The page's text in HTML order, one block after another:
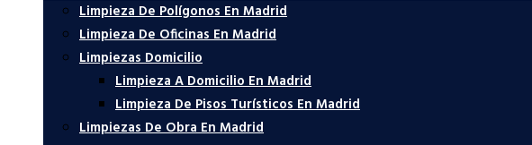
Limpieza De Polígonos En Madrid
Limpieza De Oficinas En Madrid
Limpiezas Domicilio
Limpieza A Domicilio En Madrid
Limpieza De Pisos Turísticos En Madrid
Limpiezas De Obra En Madrid